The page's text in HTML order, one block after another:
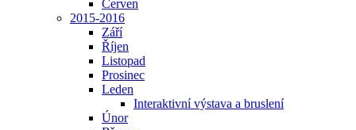
Červen
2015-2016
Září
Říjen
Listopad
Prosinec
Leden
Interaktivní výstava a bruslení
Únor